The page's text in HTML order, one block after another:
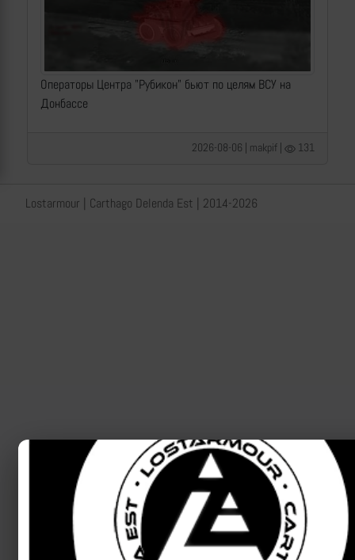
Операторы Центра "Рубикон" бьют по целям ВСУ на
Донбассе
2026-08-06 | makpif | 131
Lostarmour | Carthago Delenda Est | 2014-2026